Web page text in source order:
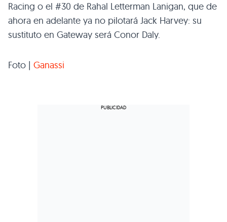
Racing o el #30 de Rahal Letterman Lanigan, que de
ahora en adelante ya no pilotará Jack Harvey: su
sustituto en Gateway será Conor Daly.
Foto | Ganassi